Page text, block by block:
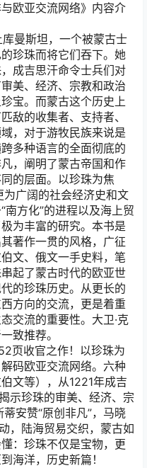
欧亚交流网络》内容介
曼斯坦，一个被蒙古士
珍珠而将它们吞下。她
成吉思汗命令士兵们对
美、经济、宗教和政治
宝。而蒙古这个历史上
敌的收集者、支持者、
，对于游牧民族来说是
多种语言的全面彻底的
，阐明了蒙古帝国和作
的层面。以珍珠为焦
为广阔的社会经济史和文
南方化”的进程以及海上贸
为丰富的研究。本书是
著作一贯的风格，广征
文、俄文一手史料，笔
起了蒙古时代的欧亚世
的珍珠历史。从更长的
方向的交流，更是着重
交流的重要性。大卫·克
致推荐。
页收官之作！以珍珠为
码欧亚交流网络。六种
文等），从1221年成吉
示珍珠的审美、经济、宗
安赞“原创非凡”，马晓
，陆海贸易交织，蒙古如
：珍珠不仅是宝物，更
海洋，历史新篇！